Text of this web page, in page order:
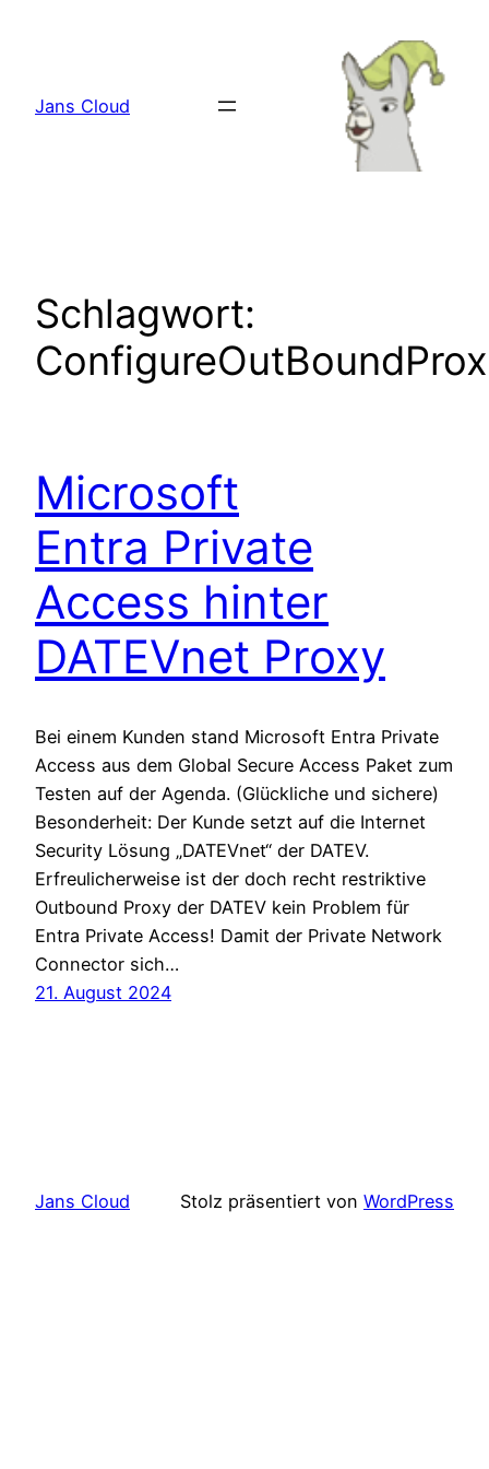
Jans Cloud
Schlagwort:
Microsoft
Entra Private
Access hinter
DATEVnet Proxy
Bei einem Kunden stand Microsoft Entra Private
Access aus dem Global Secure Access Paket zum
Testen auf der Agenda. (Glückliche und sichere)
Besonderheit: Der Kunde setzt auf die Internet
Security Lösung „DATEVnet“ der DATEV.
Erfreulicherweise ist der doch recht restriktive
Outbound Proxy der DATEV kein Problem für
Entra Private Access! Damit der Private Network
Connector sich…
21. August 2024
Jans Cloud Stolz präsentiert von WordPress